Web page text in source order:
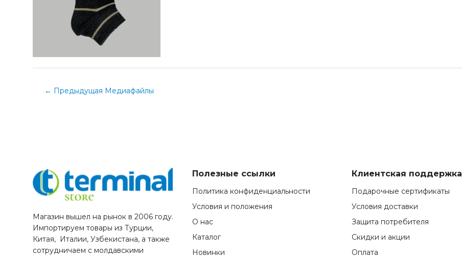
← Предыдущая Медиафайлы
Магазин вышел на рынок в 2006 году.
Импортируем товары из Турции,
Китая, Италии, Узбекистана, а также
сотрудничаем с молдавскими
Полезные ссылки
Политика конфиденциальности
Условия и положения
О нас
Каталог
Новинки
Клиентская поддержка
Подарочные сертификаты
Условия доставки
Защита потребителя
Скидки и акции
Оплата